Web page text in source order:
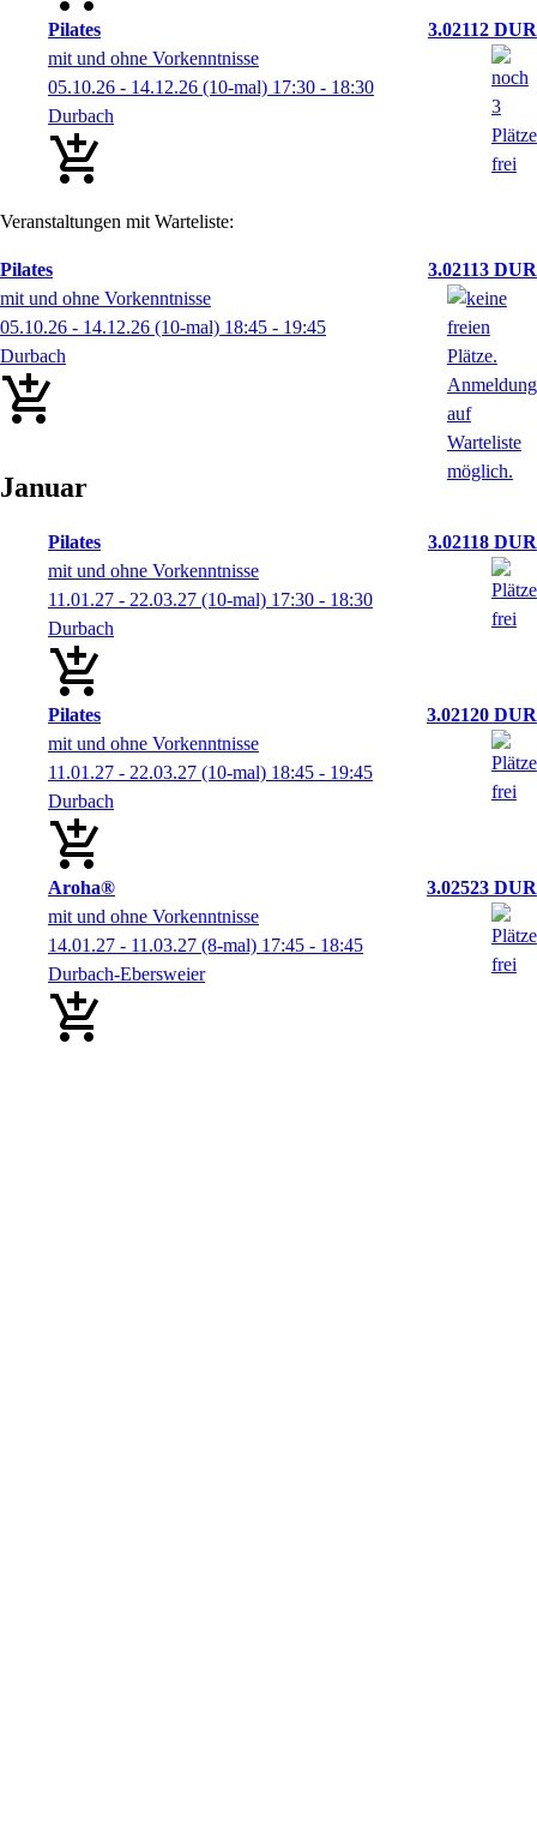
Pilates
3.02112 DUR
mit und ohne Vorkenntnisse
05.10.26 - 14.12.26 (10-mal) 17:30 - 18:30
Durbach
Veranstaltungen mit Warteliste:
Pilates
3.02113 DUR
mit und ohne Vorkenntnisse
05.10.26 - 14.12.26 (10-mal) 18:45 - 19:45
Durbach
Januar
Pilates
3.02118 DUR
mit und ohne Vorkenntnisse
11.01.27 - 22.03.27 (10-mal) 17:30 - 18:30
Durbach
Pilates
3.02120 DUR
mit und ohne Vorkenntnisse
11.01.27 - 22.03.27 (10-mal) 18:45 - 19:45
Durbach
Aroha®
3.02523 DUR
mit und ohne Vorkenntnisse
14.01.27 - 11.03.27 (8-mal) 17:45 - 18:45
Durbach-Ebersweier